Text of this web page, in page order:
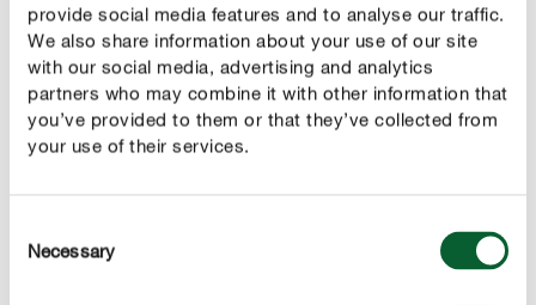
provide social media features and to analyse our traffic.
We also share information about your use of our site
with our social media, advertising and analytics
partners who may combine it with other information that
you’ve provided to them or that they’ve collected from
your use of their services.
Selection
Necessary